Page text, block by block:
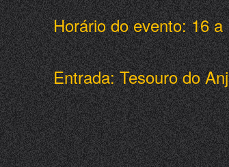
Horário do evento: 16
Entrada: Tesouro do